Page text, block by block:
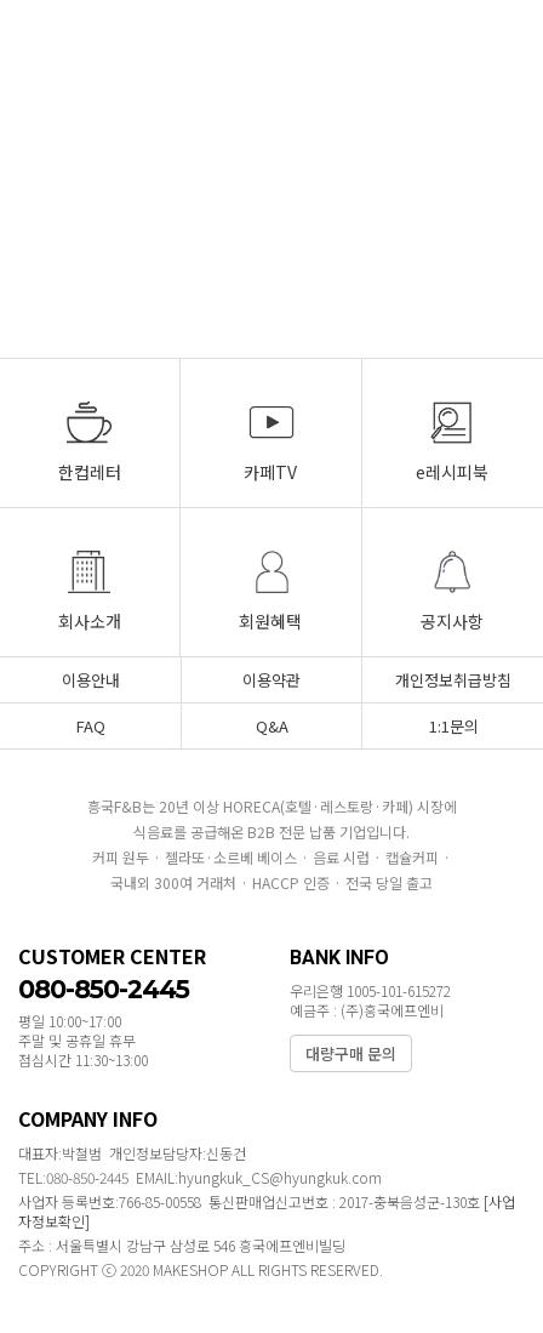
한컵레터 카페TV e레시피북
회사소개 회원혜택 공지사항
이용안내 이용약관
개인정보취급방침
FAQ
Q&A 1:1문의
흥국F&B는 20년 이상 HORECA(호텔·레스토랑·카페) 시장에
식음료를 공급해온 B2B 전문 납품 기업입니다.
커피 원두 · 젤라또·소르베 베이스 · 음료 시럽 · 캡슐커피 ·
국내외 300여 거래처 · HACCP 인증 · 전국 당일 출고
CUSTOMER CENTER
080-850-2445
평일 10:00~17:00
주말 및 공휴일 휴무
점심시간 11:30~13:00
BANK INFO
우리은행 1005-101-615272
예금주 : (주)흥국에프엔비
대량구매 문의
COMPANY INFO
대표자:박철범 개인정보담당자:신동건
TEL:080-850-2445 EMAIL:hyungkuk_CS@hyungkuk.com
사업자 등록번호:766-85-00558 통신판매업신고번호 : 2017-충북음성군-130호 [사업
자정보확인]
주소 : 서울특별시 강남구 삼성로 546 흥국에프엔비빌딩
COPYRIGHT ⓒ 2020 MAKESHOP ALL RIGHTS RESERVED.